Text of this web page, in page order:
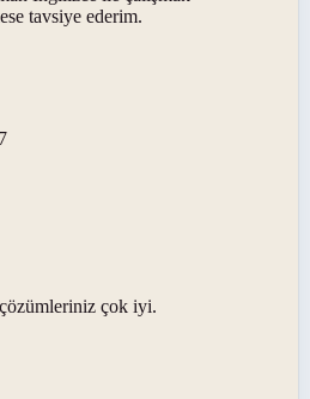
tavsiye ederim.
çok iyi.